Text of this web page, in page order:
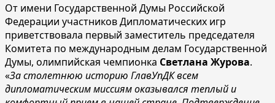
От имени Государственной Думы Российской
Федерации участников Дипломатических игр
приветствовала первый заместитель председателя
Комитета по международным делам Государственной
Думы, олимпийская чемпионка Светлана Журова.
«За столетнюю историю ГлавУпДК всем
дипломатическим миссиям оказывался теплый и